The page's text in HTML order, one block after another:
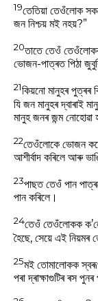
19তেতিয়া তেওঁলোক
জন নিশ্চয় মই নহয়?”
20তাতে তেওঁ
ভোজন-পাত্ৰত পিঠা
21কিয়নো মানুহৰ পুত্ৰৰ
যি জন মানুহৰ দ্বাৰাই
মানুহ জনৰ জন্ম
22তেওঁলোকে ভোজন
আশীৰ্বাদ কৰিলে আৰু
23পাছত তেওঁ পান
পান কৰিলে।
24তেওঁ তেওঁলোকক
হৈছে, সেয়ে এই
25মই তোমালোকক
পৰা দ্ৰাক্ষাগুটিৰ ৰস